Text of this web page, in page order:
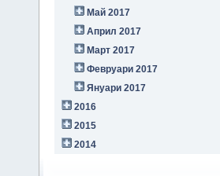
Май 2017
Април 2017
Март 2017
Февруари 2017
Януари 2017
2016
2015
2014